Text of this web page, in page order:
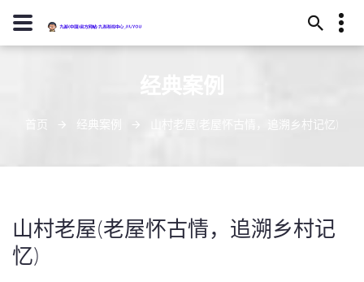
首页 经典案例 山村老屋(老屋怀古情，追溯乡村记忆)
山村老屋(老屋怀古情，追溯乡村记
忆)